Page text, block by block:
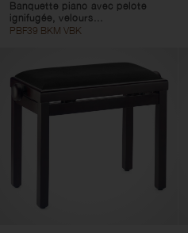
Banquette piano avec pelote
ignifugée, velours...
PBF39 BKM VBK